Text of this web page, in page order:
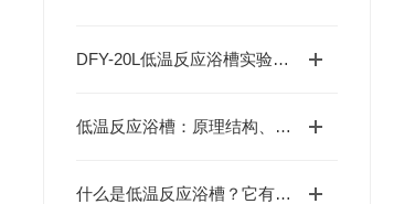
DFY-20L低温反应浴槽实验室的“全能温控平台”
低温反应浴槽：原理结构、功能及应用
什么是低温反应浴槽？它有哪些应用？